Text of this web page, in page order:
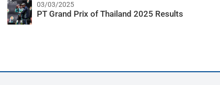
03/03/2025
PT Grand Prix of Thailand 2025 Results